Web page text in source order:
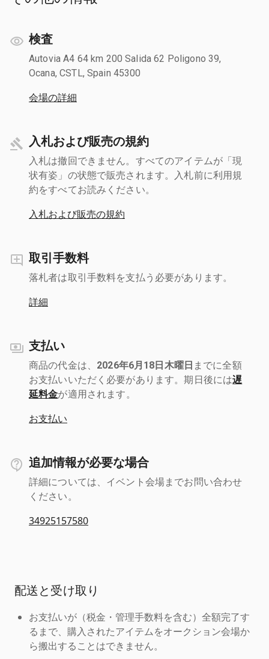
検査
Autovia A4 64 km 200 Salida 62 Poligono 39,
Ocana, CSTL, Spain 45300
会場の詳細
入札および販売の規約
入札は撤回できません。すべてのアイテムが「現
状有姿」の状態で販売されます。入札前に利用規
約をすべてお読みください。
入札および販売の規約
取引手数料
落札者は取引手数料を支払う必要があります。
詳細
支払い
商品の代金は、 2026年6月18日木曜日 までに全額
お支払いいただく必要があります。期日後には遅
延料金が適用されます。
お支払い
追加情報が必要な場合
詳細については、イベント会場までお問い合わせ
ください。
34925157580
配送と受け取り
お支払いが（税金・管理手数料を含む）全額完了す
るまで、購入されたアイテムをオークション会場か
ら搬出することはできません。